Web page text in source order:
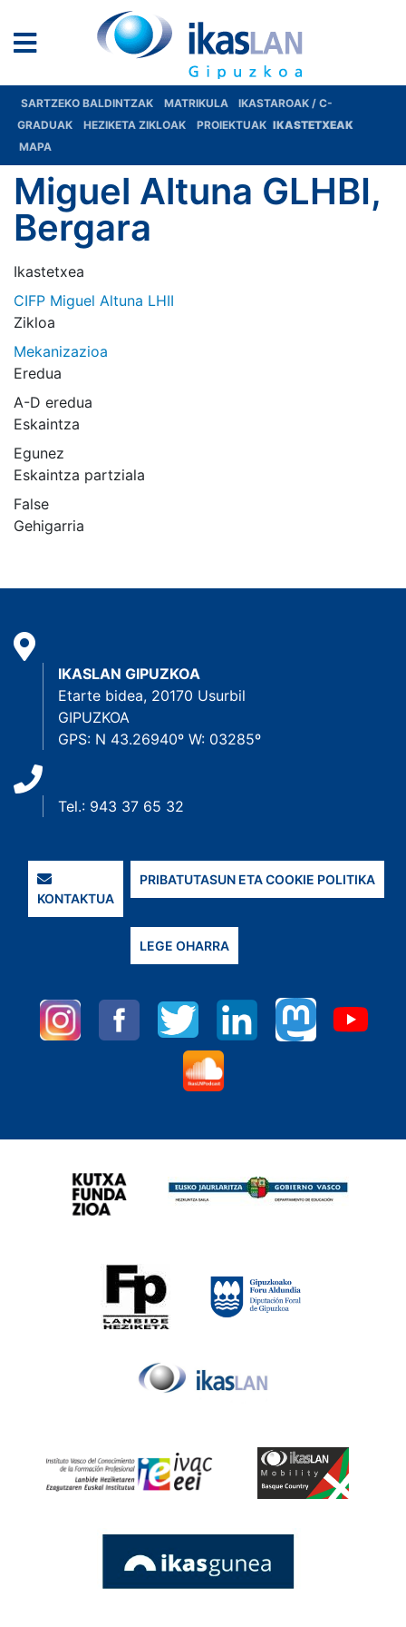
SARTZEKO BALDINTZAK MATRIKULA
IKASTAROAK / C-
GRADUAK
HEZIKETA ZIKLOAK PROIEKTUAK IKASTETXEAK
MAPA
Miguel Altuna GLHBI,
Bergara
Ikastetxea
CIFP Miguel Altuna LHII
Zikloa
Mekanizazioa
Eredua
A-D eredua
Eskaintza
Egunez
Eskaintza partziala
False
Gehigarria
IKASLAN GIPUZKOA
Etarte bidea, 20170 Usurbil
GIPUZKOA
GPS: N 43.26940º W: 03285º
Tel.: 943 37 65 32
KONTAKTUA
PRIBATUTASUN ETA COOKIE POLITIKA
LEGE OHARRA